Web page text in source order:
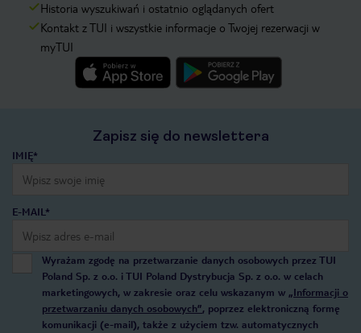
Historia wyszukiwań i ostatnio oglądanych ofert
Kontakt z TUI i wszystkie informacje o Twojej rezerwacji w
myTUI
Zapisz się do newslettera
IMIĘ*
E-MAIL*
Wyrażam zgodę na przetwarzanie danych osobowych przez TUI
Poland Sp. z o.o. i TUI Poland Dystrybucja Sp. z o.o. w celach
marketingowych, w zakresie oraz celu wskazanym w „Informacji o
przetwarzaniu danych osobowych”, poprzez elektroniczną formę
komunikacji (e-mail), także z użyciem tzw. automatycznych